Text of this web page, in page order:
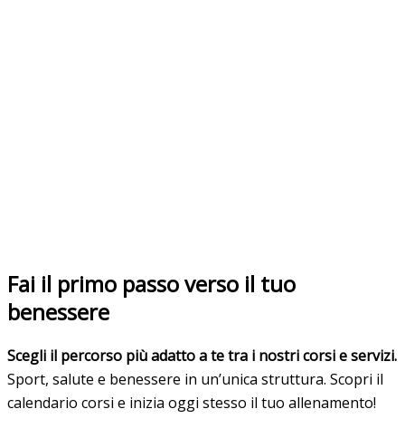
Fai il primo passo verso il tuo
benessere
Scegli il percorso più adatto a te tra i nostri corsi e servizi.
Sport, salute e benessere in un’unica struttura. Scopri il
calendario corsi e inizia oggi stesso il tuo allenamento!